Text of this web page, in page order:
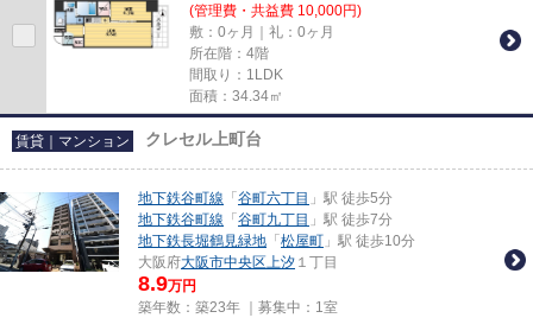
(管理費・共益費 10,000円)
敷：0ヶ月｜礼：0ヶ月
所在階：4階
間取り：1LDK
面積：34.34㎡
賃貸｜マンション クレセル上町台
地下鉄谷町線 「 谷町六丁目 」駅 徒歩5分
地下鉄谷町線 「 谷町九丁目 」駅 徒歩7分
地下鉄長堀鶴見緑地 「 松屋町 」駅 徒歩10分
大阪府大阪市中央区上汐 １丁目
8.9万円
築年数：築23年 ｜募集中： 1室